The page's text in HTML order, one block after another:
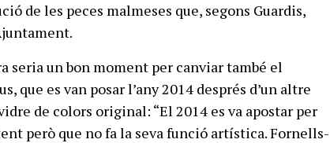
de les peces malmeses que, segons Guardis,
seria un bon moment per canviar també el
que es van posar l’any 2014 després d’un altre
de colors original: “El 2014 es va apostar per
però que no fa la seva funció artística. Fornells-